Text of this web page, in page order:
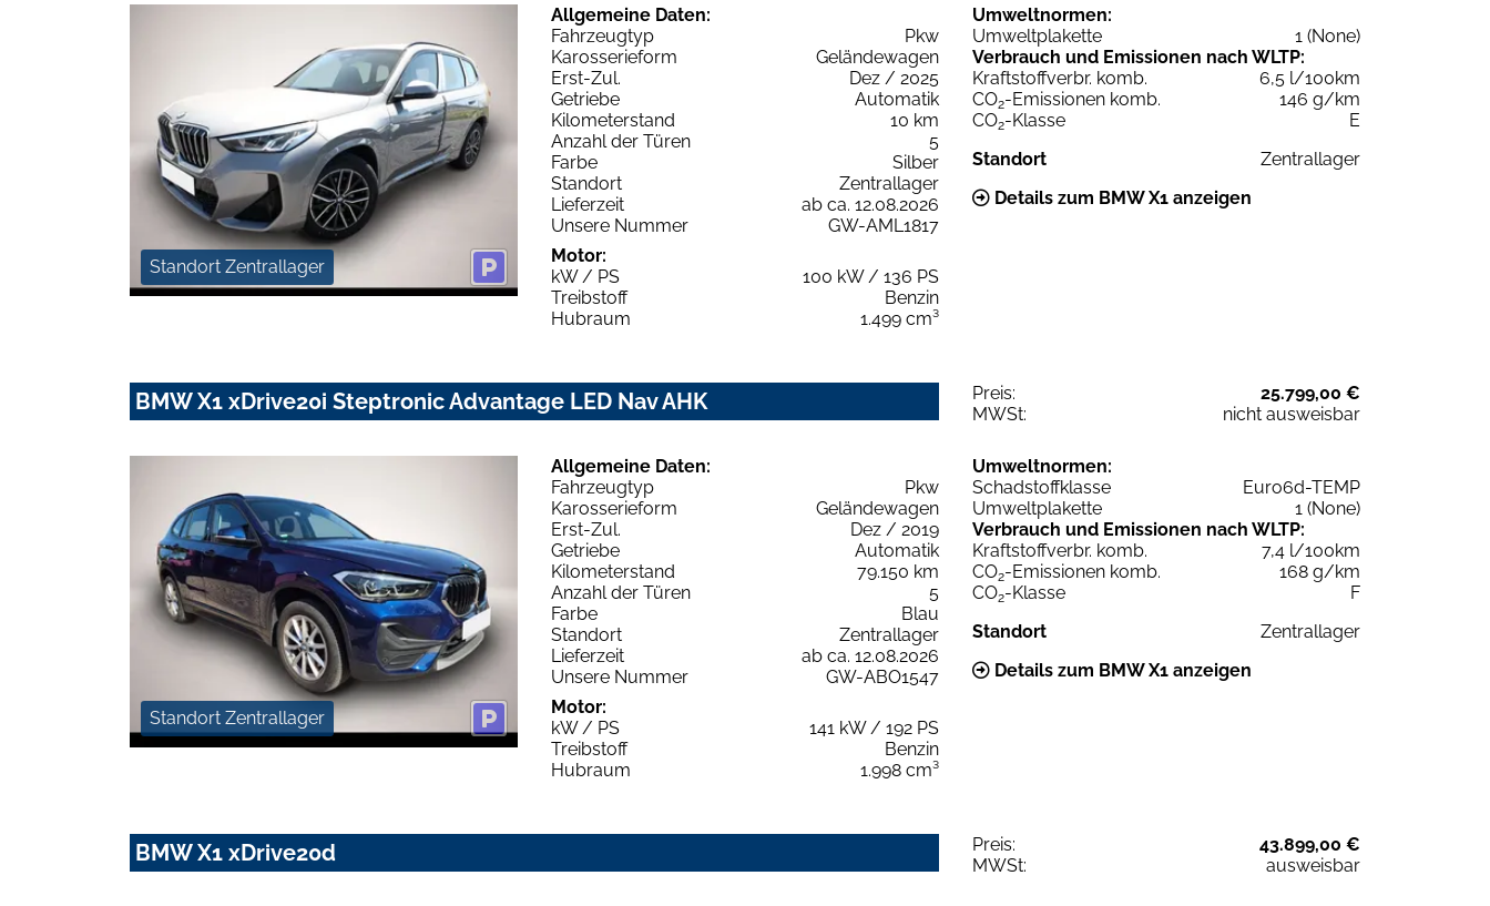
Standort Zentrallager
Allgemeine Daten:
Fahrzeugtyp
Pkw
Karosserieform
Geländewagen
Erst-Zul.
Dez / 2025
Getriebe
Automatik
Kilometerstand
10 km
Anzahl der Türen
5
Farbe
Silber
Standort
Zentrallager
Lieferzeit
ab ca. 12.08.2026
Unsere Nummer
GW-AML1817
Motor:
kW / PS
100 kW / 136 PS
Treibstoff
Benzin
Hubraum
1.499 cm³
Umweltnormen:
Umweltplakette
1 (None)
Verbrauch und Emissionen nach WLTP:
Kraftstoffverbr. komb.
6,5 l/100km
CO2-Emissionen komb.
146 g/km
CO2-Klasse
E
Standort
Zentrallager
Details zum BMW X1 anzeigen
BMW X1 xDrive20i Steptronic Advantage LED Nav AHK Preis:
25.799,00 €
MWSt:
nicht ausweisbar
Standort Zentrallager
Allgemeine Daten:
Fahrzeugtyp
Pkw
Karosserieform
Geländewagen
Erst-Zul.
Dez / 2019
Getriebe
Automatik
Kilometerstand
79.150 km
Anzahl der Türen
5
Farbe
Blau
Standort
Zentrallager
Lieferzeit
ab ca. 12.08.2026
Unsere Nummer
GW-ABO1547
Motor:
kW / PS
141 kW / 192 PS
Treibstoff
Benzin
Hubraum
1.998 cm³
Umweltnormen:
Schadstoffklasse
Euro6d-TEMP
Umweltplakette
1 (None)
Verbrauch und Emissionen nach WLTP:
Kraftstoffverbr. komb.
7,4 l/100km
CO2-Emissionen komb.
168 g/km
CO2-Klasse
F
Standort
Zentrallager
Details zum BMW X1 anzeigen
BMW X1 xDrive20d Preis:
43.899,00 €
MWSt:
ausweisbar